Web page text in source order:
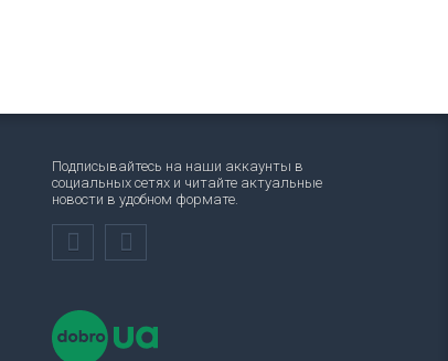
Подписывайтесь на наши аккаунты в
социальных сетях и читайте актуальные
новости в удобном формате.